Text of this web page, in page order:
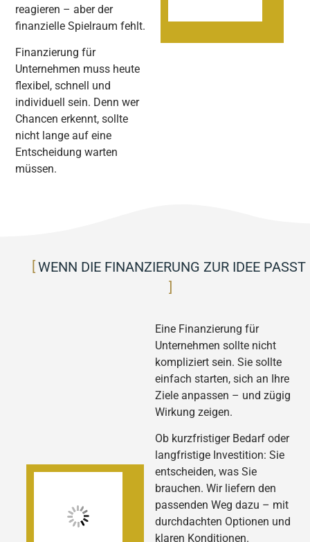
reagieren – aber der
finanzielle Spielraum fehlt.
Finanzierung für
Unternehmen muss heute
flexibel, schnell und
individuell sein. Denn wer
Chancen erkennt, sollte
nicht lange auf eine
Entscheidung warten
müssen.
WENN DIE FINANZIERUNG ZUR IDEE PASST
Eine Finanzierung für
Unternehmen sollte nicht
kompliziert sein. Sie sollte
einfach starten, sich an Ihre
Ziele anpassen – und zügig
Wirkung zeigen.
Ob kurzfristiger Bedarf oder
langfristige Investition: Sie
entscheiden, was Sie
brauchen. Wir liefern den
passenden Weg dazu – mit
durchdachten Optionen und
klaren Konditionen.